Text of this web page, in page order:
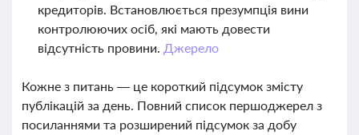
кредиторів. Встановлюється презумпція вини
контролюючих осіб, які мають довести
відсутність провини. Джерело
Кожне з питань — це короткий підсумок змісту
публікацій за день. Повний список першоджерел з
посиланнями та розширений підсумок за добу